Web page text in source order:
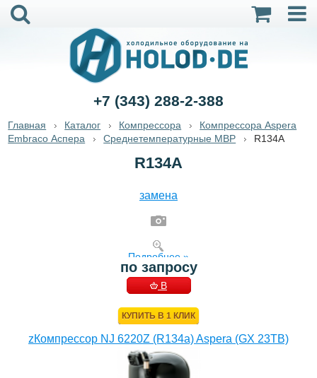
+7 (343) 288-2-388
Главная Каталог Компрессора
Компрессора Aspera
Embraco Аспера
Среднетемпературные MBP R134A
R134A
замена
Подробнее »
по запросу
В
КУПИТЬ В 1 КЛИК
zКомпрессор NJ 6220Z (R134a) Aspera (GX 23TB)